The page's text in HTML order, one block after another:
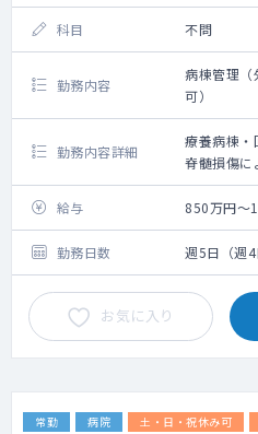
科目 不問
勤務内容
病棟管理（
可）
勤務内容詳細
療養病棟・
脊髄損傷に
受持ち患者
給与
850万円～
勤務日数 週5日（週4
お気に入り
常勤 病院 土・日・祝休み可